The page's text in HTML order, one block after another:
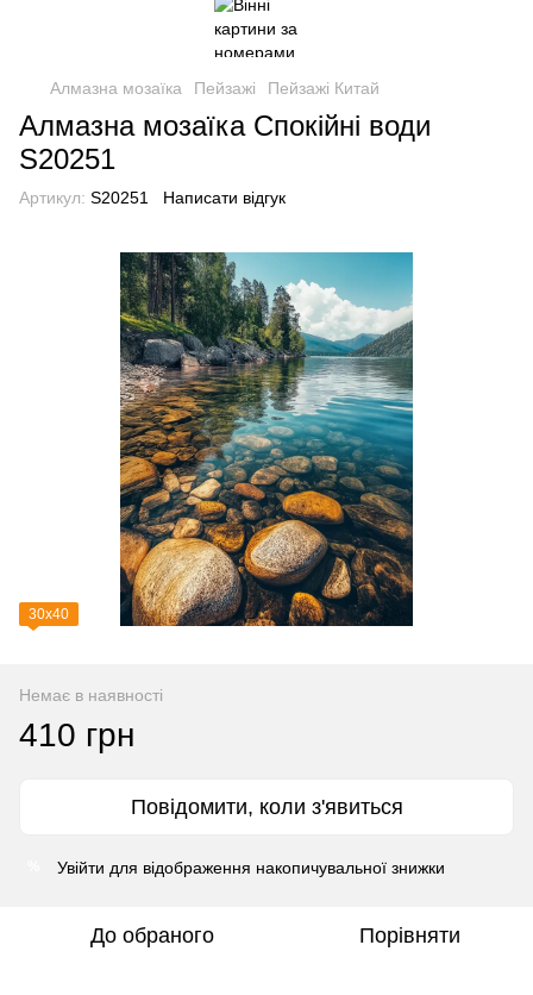
Алмазна мозаїка Пейзажі Пейзажі Китай
Алмазна мозаїка Спокійні води
S20251
Артикул: S20251 Написати відгук
30х40
Немає в наявності
410 грн
Повідомити, коли з'явиться
Увійти для відображення накопичувальної знижки
До обраного Порівняти